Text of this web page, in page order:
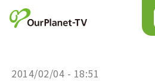
2014/02/04 - 18:51